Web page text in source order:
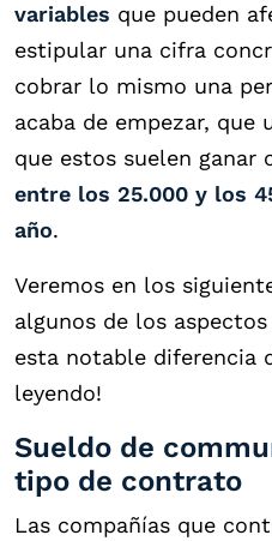
variables que pueden
estipular una cifra
cobrar lo mismo una
acaba de empezar, que
que estos suelen ganar
entre los 25.000 y los
año.
Veremos en los
algunos de los
esta notable diferencia
leyendo!
Sueldo de
tipo de contrato
Las compañías que